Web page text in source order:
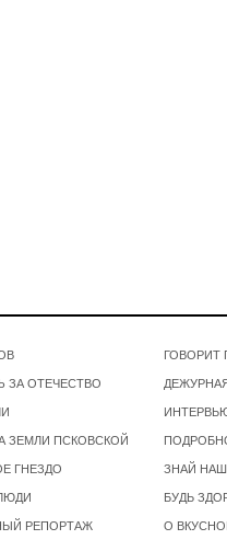
ЗА ОТЕЧЕСТВО
ЗЕМЛИ ПСКОВСКОЙ
ГНЕЗДО
РЕПОРТАЖ
ГОВОРИТ
ЗНАЙ
БУДЬ
О